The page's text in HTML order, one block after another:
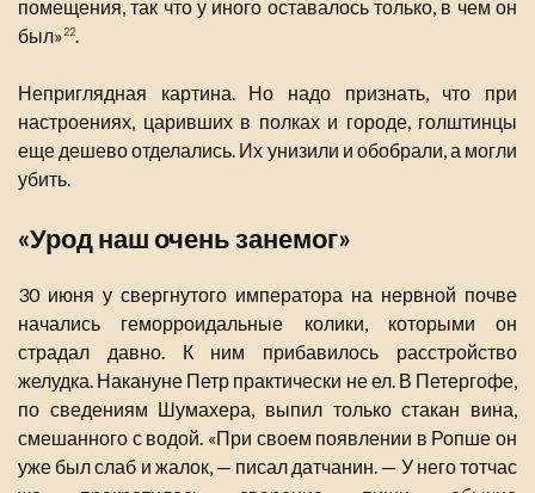
помещения, так что у иного оставалось только, в чем он
был»22.
Неприглядная картина. Но надо признать, что при
настроениях, царивших в полках и городе, голштинцы
еще дешево отделались. Их унизили и обобрали, а могли
убить.
«Урод наш очень занемог»
30 июня у свергнутого императора на нервной почве
начались геморроидальные колики, которыми он
страдал давно. К ним прибавилось расстройство
желудка. Накануне Петр практически не ел. В Петергофе,
по сведениям Шумахера, выпил только стакан вина,
смешанного с водой. «При своем появлении в Ропше он
уже был слаб и жалок, — писал датчанин. — У него тотчас